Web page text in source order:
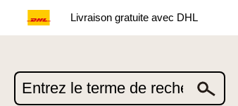
Livraison gratuite avec DHL